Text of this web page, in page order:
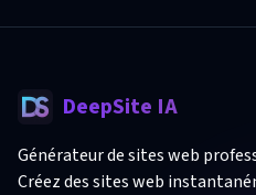
DeepSite IA
Générateur de sites web
Créez des sites web